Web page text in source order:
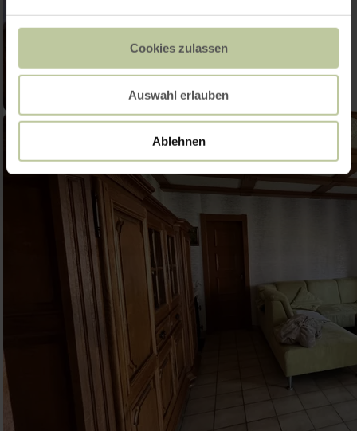
Cookies zulassen
Auswahl erlauben
Ablehnen